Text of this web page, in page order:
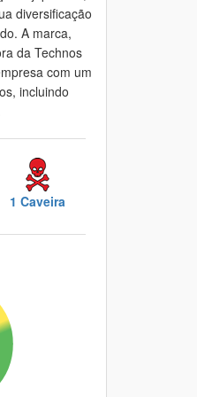
diversificação
A marca,
da Technos
com um
incluindo
1 Caveira